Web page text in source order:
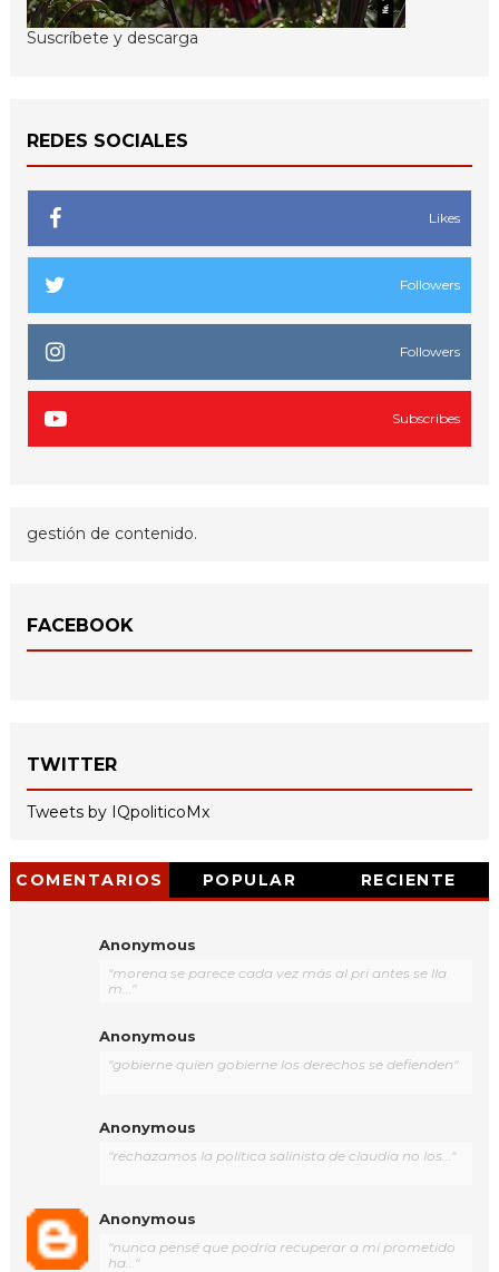
Suscríbete y descarga
REDES SOCIALES
Likes
Followers
Followers
Subscribes
gestión de contenido.
FACEBOOK
TWITTER
Tweets by IQpoliticoMx
COMENTARIOS POPULAR RECIENTE
Anonymous
"morena se parece cada vez más al pri antes se lla
m..."
Anonymous
"gobierne quien gobierne los derechos se defienden"
Anonymous
"rechazamos la política salinista de claudia no los..."
Anonymous
"nunca pensé que podría recuperar a mi prometido
ha..."